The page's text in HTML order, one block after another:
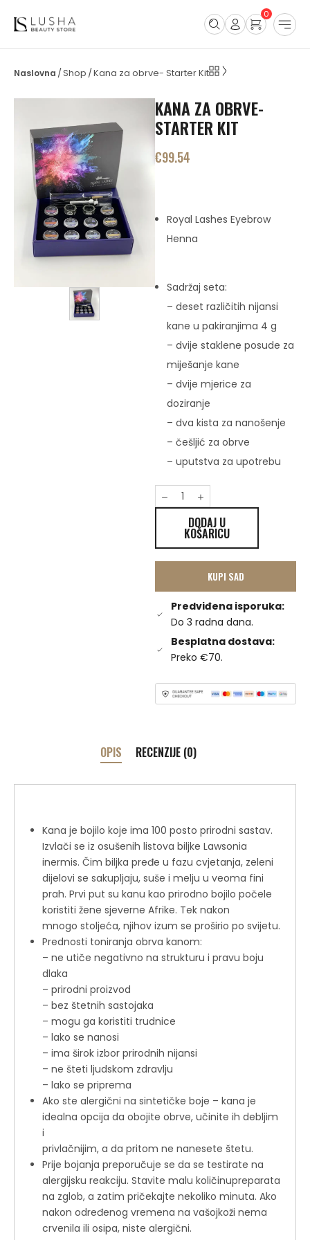
0
/Shop /Kana za obrve- Starter Kit
KANA ZA OBRVE-
STARTER KIT
€99.54
Royal Lashes Eyebrow
Henna
Sadržaj seta:
– deset različitih nijansi
kane u pakiranjima 4 g
– dvije staklene posude za
miješanje kane
– dvije mjerice za
doziranje
– dva kista za nanošenje
– češljić za obrve
– uputstva za upotrebu
DODAJ U
KOŠARICU
KUPI SAD
Predviđena isporuka:
Do 3 radna dana.
Besplatna dostava:
Preko €70.
OPIS RECENZIJE (0)
Kana je bojilo koje ima 100 posto prirodni sastav.
Izvlači se iz osušenih listova biljke Lawsonia
inermis. Čim biljka pređe u fazu cvjetanja, zeleni
dijelovi se sakupljaju, suše i melju u veoma fini
prah. Prvi put su kanu kao prirodno bojilo počele
koristiti žene sjeverne Afrike. Tek nakon
mnogo stoljeća, njihov izum se proširio po svijetu.
Prednosti toniranja obrva kanom:
– ne utiče negativno na strukturu i pravu boju
dlaka
– prirodni proizvod
– bez štetnih sastojaka
– mogu ga koristiti trudnice
– lako se nanosi
– ima širok izbor prirodnih nijansi
– ne šteti ljudskom zdravlju
– lako se priprema
Ako ste alergični na sintetičke boje – kana je
idealna opcija da obojite obrve, učinite ih debljim
i
privlačnijim, a da pritom ne nanesete štetu.
Prije bojanja preporučuje se da se testirate na
alergijsku reakciju. Stavite malu količinupreparata
na zglob, a zatim pričekajte nekoliko minuta. Ako
nakon određenog vremena na vašojkoži nema
crvenila ili osipa, niste alergični.